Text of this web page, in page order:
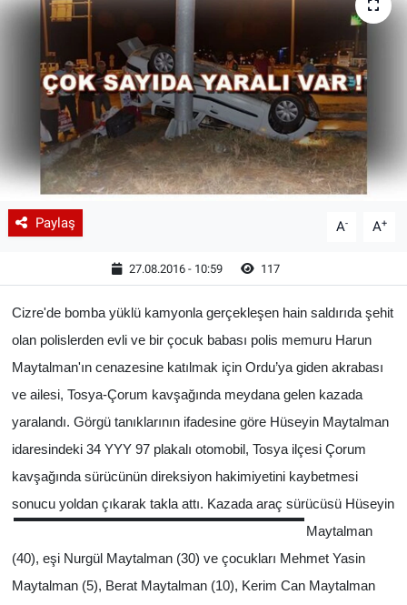
Paylaş A- A+
27.08.2016 - 10:59 117
Cizre'de bomba yüklü kamyonla gerçekleşen hain saldırıda şehit
olan polislerden evli ve bir çocuk babası polis memuru Harun
Maytalman'ın cenazesine katılmak için Ordu’ya giden akrabası
ve ailesi, Tosya-Çorum kavşağında meydana gelen kazada
yaralandı. Görgü tanıklarının ifadesine göre Hüseyin Maytalman
idaresindeki 34 YYY 97 plakalı otomobil, Tosya ilçesi Çorum
kavşağında sürücünün direksiyon hakimiyetini kaybetmesi
sonucu yoldan çıkarak takla attı. Kazada araç sürücüsü Hüseyin
Maytalman
(40), eşi Nurgül Maytalman (30) ve çocukları Mehmet Yasin
Maytalman (5), Berat Maytalman (10), Kerim Can Maytalman